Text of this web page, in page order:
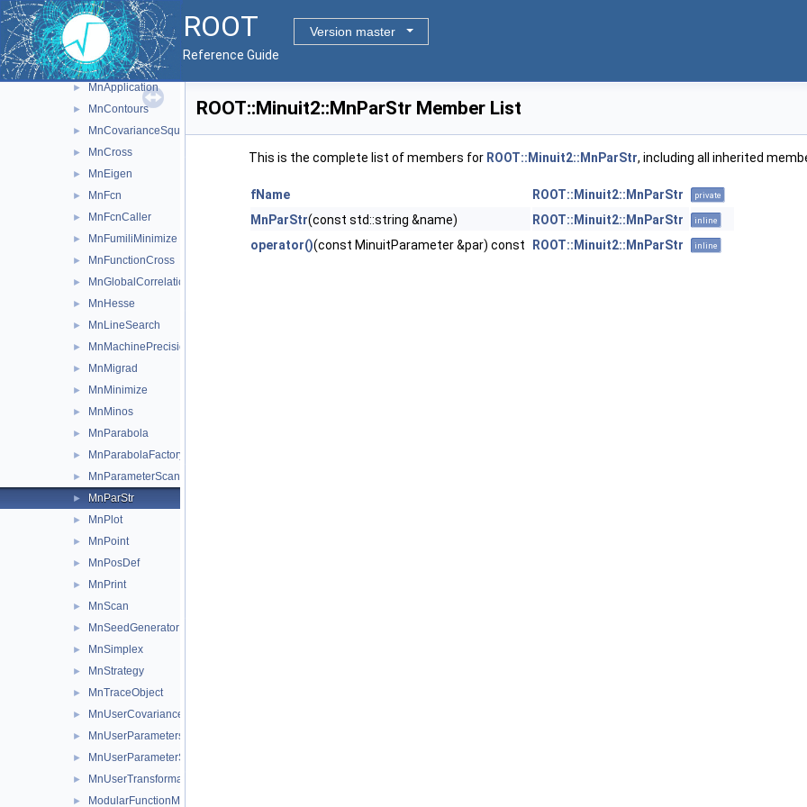
ROOT
Version master
Reference Guide
► MinosError
► Minuit2Minimizer
► MinuitParameter
► MnApplication
► MnContours
► MnCovarianceSqueeze
► MnCross
► MnEigen
► MnFcn
► MnFcnCaller
► MnFumiliMinimize
► MnFunctionCross
► MnGlobalCorrelationCoeff
► MnHesse
► MnLineSearch
► MnMachinePrecision
► MnMigrad
► MnMinimize
► MnMinos
► MnParabola
► MnParabolaFactory
► MnParameterScan
► MnParStr
► MnPlot
► MnPoint
► MnPosDef
► MnPrint
► MnScan
► MnSeedGenerator
► MnSimplex
► MnStrategy
► MnTraceObject
► MnUserCovariance
► MnUserParameters
► MnUserParameterState
► MnUserTransformation
► ModularFunctionMinimizer
ROOT::Minuit2::MnParStr Member List
This is the complete list of members for ROOT::Minuit2::MnParStr, including all inherited
fName ROOT::Minuit2::MnParStr private
MnParStr(const std::string &name) ROOT::Minuit2::MnParStr inline
operator()(const MinuitParameter &par) const ROOT::Minuit2::MnParStr inline